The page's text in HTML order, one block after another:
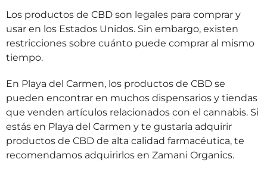
Los productos de CBD son legales para comprar y
usar en los Estados Unidos. Sin embargo, existen
restricciones sobre cuánto puede comprar al mismo
tiempo.
En Playa del Carmen, los productos de CBD se
pueden encontrar en muchos dispensarios y tiendas
que venden artículos relacionados con el cannabis. Si
estás en Playa del Carmen y te gustaría adquirir
productos de CBD de alta calidad farmacéutica, te
recomendamos adquirirlos en Zamani Organics.